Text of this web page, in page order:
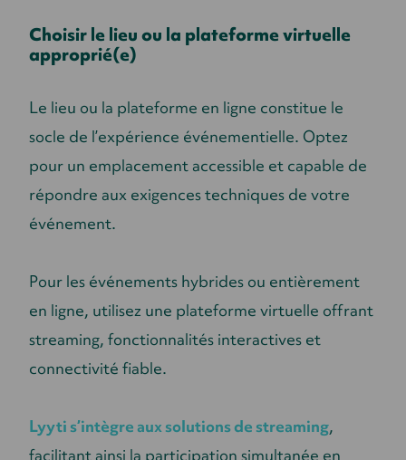
Choisir le lieu ou la plateforme virtuelle
approprié(e)
Le lieu ou la plateforme en ligne constitue le
socle de l’expérience événementielle. Optez
pour un emplacement accessible et capable de
répondre aux exigences techniques de votre
événement.
Pour les événements hybrides ou entièrement
en ligne, utilisez une plateforme virtuelle offrant
streaming, fonctionnalités interactives et
connectivité fiable.
Lyyti s’intègre aux solutions de streaming,
facilitant ainsi la participation simultanée en